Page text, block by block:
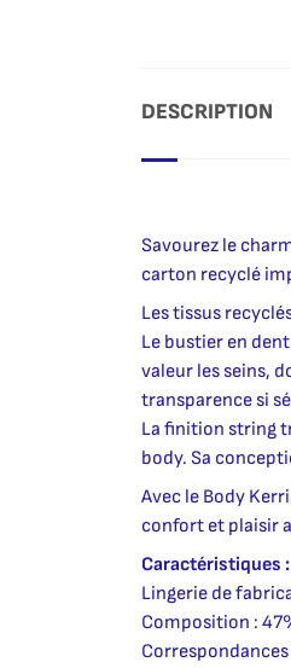
DESCRIPTION
Savourez le
carton recyclé
Les tissus
Le bustier en
valeur les seins,
transparence si
La finition string
body. Sa
Avec le Body
confort et plaisir
Caractéristiques :
Lingerie de
Composition :